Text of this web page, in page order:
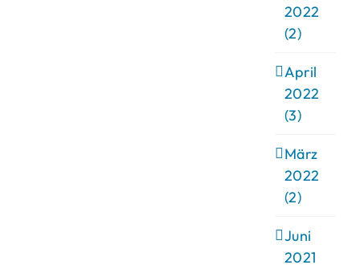
2022
(2)
April
2022
(3)
März
2022
(2)
Juni
2021